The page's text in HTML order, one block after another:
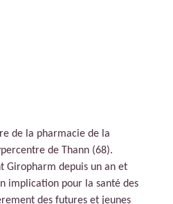
de la pharmacie de la
de Thann (68).
Giropharm depuis un an et
implication pour la santé des
des futures et jeunes